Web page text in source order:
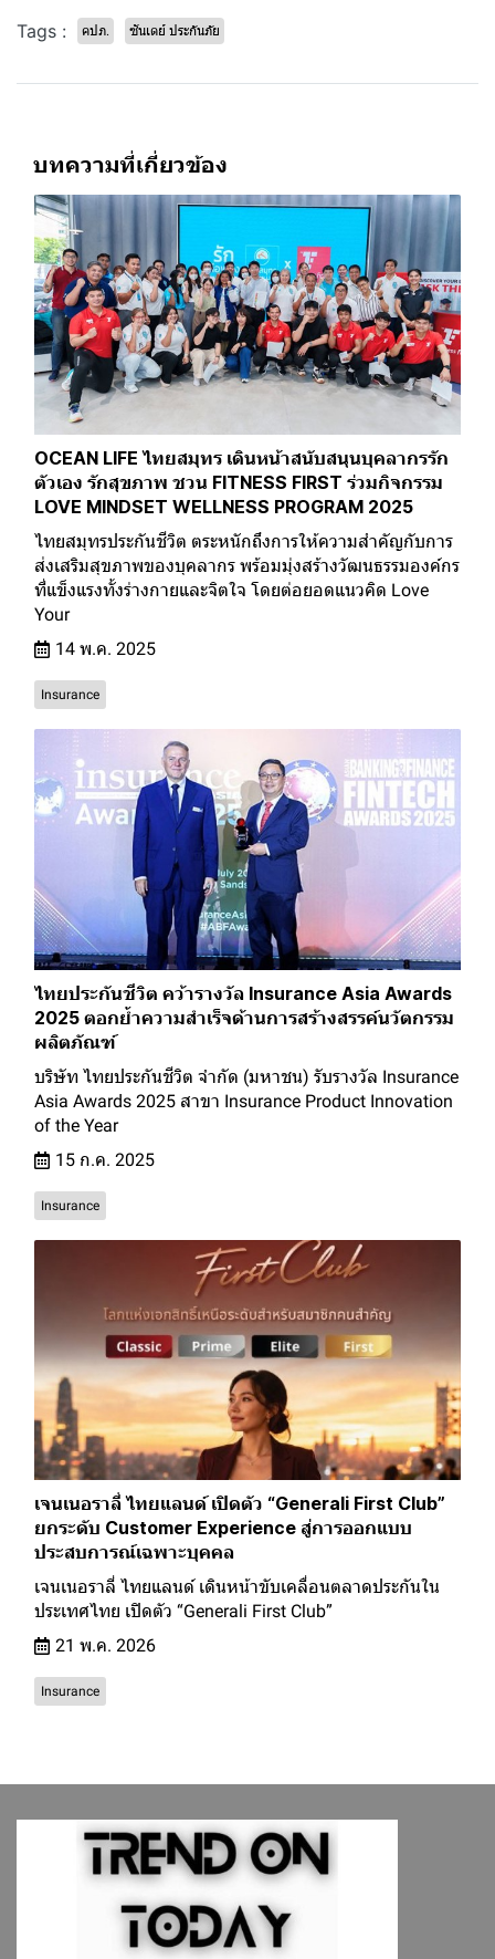
Tags : คปภ. ซันเดย์ ประกันภัย
บทความที่เกี่ยวข้อง
OCEAN LIFE ไทยสมุทร เดินหน้าสนับสนุนบุคลากรรัก
ตัวเอง รักสุขภาพ ชวน FITNESS FIRST ร่วมกิจกรรม
LOVE MINDSET WELLNESS PROGRAM 2025
ไทยสมุทรประกันชีวิต ตระหนักถึงการให้ความสำคัญกับการ
ส่งเสริมสุขภาพของบุคลากร พร้อมมุ่งสร้างวัฒนธรรมองค์กร
ที่แข็งแรงทั้งร่างกายและจิตใจ โดยต่อยอดแนวคิด Love
Your
14 พ.ค. 2025
Insurance
ไทยประกันชีวิต คว้ารางวัล Insurance Asia Awards
2025 ตอกย้ำความสำเร็จด้านการสร้างสรรค์นวัตกรรม
ผลิตภัณฑ์
บริษัท ไทยประกันชีวิต จำกัด (มหาชน) รับรางวัล Insurance
Asia Awards 2025 สาขา Insurance Product Innovation
of the Year
15 ก.ค. 2025
Insurance
เจนเนอราลี่ ไทยแลนด์ เปิดตัว “Generali First Club”
ยกระดับ Customer Experience สู่การออกแบบ
ประสบการณ์เฉพาะบุคคล
เจนเนอราลี่ ไทยแลนด์ เดินหน้าขับเคลื่อนตลาดประกันใน
ประเทศไทย เปิดตัว “Generali First Club”
21 พ.ค. 2026
Insurance